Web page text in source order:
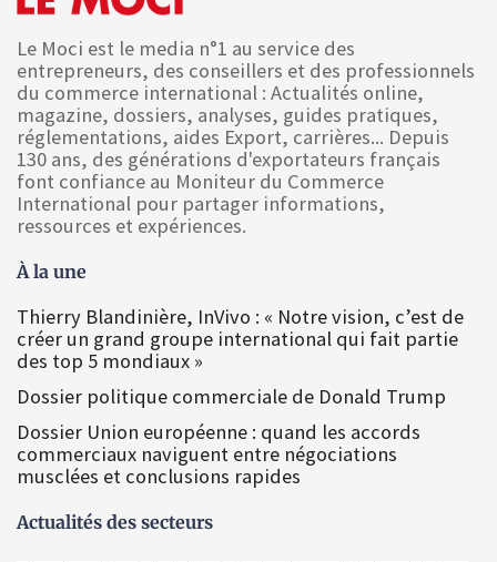
Le Moci est le media n°1 au service des
entrepreneurs, des conseillers et des professionnels
du commerce international : Actualités online,
magazine, dossiers, analyses, guides pratiques,
réglementations, aides Export, carrières... Depuis
130 ans, des générations d'exportateurs français
font confiance au Moniteur du Commerce
International pour partager informations,
ressources et expériences.
À la une
Thierry Blandinière, InVivo : « Notre vision, c’est de
créer un grand groupe international qui fait partie
des top 5 mondiaux »
Dossier politique commerciale de Donald Trump
Dossier Union européenne : quand les accords
commerciaux naviguent entre négociations
musclées et conclusions rapides
Actualités des secteurs